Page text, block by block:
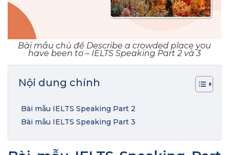
Bài mẫu chủ đề Describe a crowded place you
have been to – IELTS Speaking Part 2 và 3
Nội dung chính
Bài mẫu IELTS Speaking Part 2
Bài mẫu IELTS Speaking Part 3